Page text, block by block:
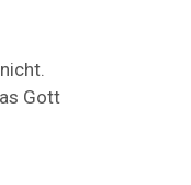
Gott